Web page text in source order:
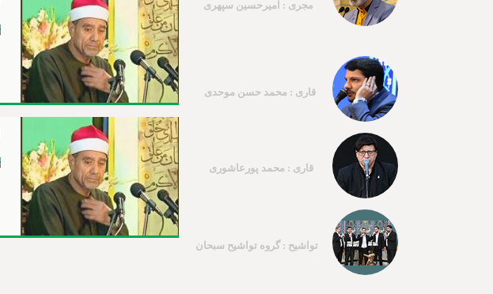
مجری : امیرحسین سپهری
قاری : محمد حسن موحدی
قاری : محمد پورعاشوری
تواشیح : گروه تواشیح سبحان